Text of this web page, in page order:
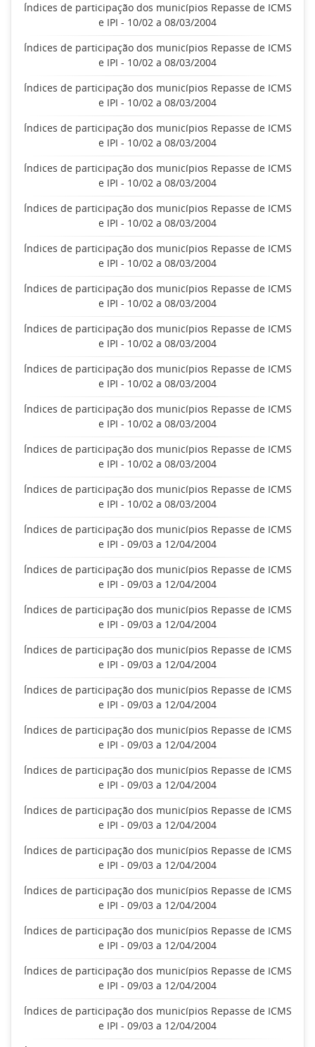
Índices de participação dos municípios Repasse de ICMS
e IPI - 10/02 a 08/03/2004
Índices de participação dos municípios Repasse de ICMS
e IPI - 10/02 a 08/03/2004
Índices de participação dos municípios Repasse de ICMS
e IPI - 10/02 a 08/03/2004
Índices de participação dos municípios Repasse de ICMS
e IPI - 10/02 a 08/03/2004
Índices de participação dos municípios Repasse de ICMS
e IPI - 10/02 a 08/03/2004
Índices de participação dos municípios Repasse de ICMS
e IPI - 10/02 a 08/03/2004
Índices de participação dos municípios Repasse de ICMS
e IPI - 10/02 a 08/03/2004
Índices de participação dos municípios Repasse de ICMS
e IPI - 10/02 a 08/03/2004
Índices de participação dos municípios Repasse de ICMS
e IPI - 10/02 a 08/03/2004
Índices de participação dos municípios Repasse de ICMS
e IPI - 10/02 a 08/03/2004
Índices de participação dos municípios Repasse de ICMS
e IPI - 10/02 a 08/03/2004
Índices de participação dos municípios Repasse de ICMS
e IPI - 10/02 a 08/03/2004
Índices de participação dos municípios Repasse de ICMS
e IPI - 10/02 a 08/03/2004
Índices de participação dos municípios Repasse de ICMS
e IPI - 09/03 a 12/04/2004
Índices de participação dos municípios Repasse de ICMS
e IPI - 09/03 a 12/04/2004
Índices de participação dos municípios Repasse de ICMS
e IPI - 09/03 a 12/04/2004
Índices de participação dos municípios Repasse de ICMS
e IPI - 09/03 a 12/04/2004
Índices de participação dos municípios Repasse de ICMS
e IPI - 09/03 a 12/04/2004
Índices de participação dos municípios Repasse de ICMS
e IPI - 09/03 a 12/04/2004
Índices de participação dos municípios Repasse de ICMS
e IPI - 09/03 a 12/04/2004
Índices de participação dos municípios Repasse de ICMS
e IPI - 09/03 a 12/04/2004
Índices de participação dos municípios Repasse de ICMS
e IPI - 09/03 a 12/04/2004
Índices de participação dos municípios Repasse de ICMS
e IPI - 09/03 a 12/04/2004
Índices de participação dos municípios Repasse de ICMS
e IPI - 09/03 a 12/04/2004
Índices de participação dos municípios Repasse de ICMS
e IPI - 09/03 a 12/04/2004
Índices de participação dos municípios Repasse de ICMS
e IPI - 09/03 a 12/04/2004